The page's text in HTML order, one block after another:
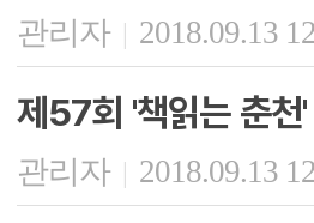
관리자 | 2018.09.13
제57회 '책읽는 춘천'
관리자 | 2018.09.13